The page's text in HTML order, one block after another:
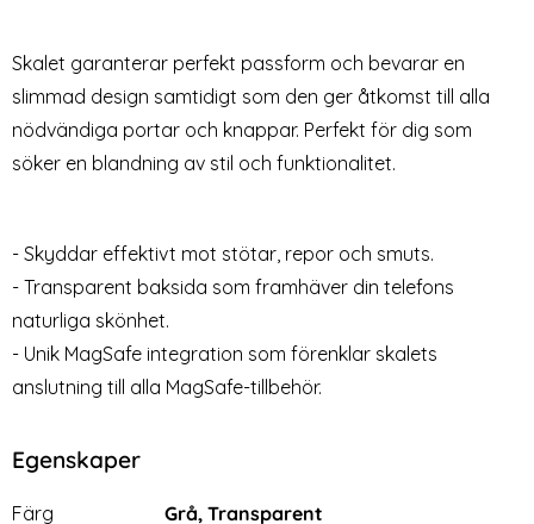
I Härdat Glas
rea pris
49 krtidigare pris
299 kr
Tillgänglighet:
Lagervara
Köp
PACK] iPhone 14 Pro Skärmskydd i Härdat glas
rea pris
89 kr
Tillgänglighet:
HOFI iPhone 14 Pro / 14 Pro Max
Skalet garanterar perfekt passform och bevarar en
slimmad design samtidigt som den ger åtkomst till alla
nödvändiga portar och knappar. Perfekt för dig som
söker en blandning av stil och funktionalitet.
- Skyddar effektivt mot stötar, repor och smuts.
- Transparent baksida som framhäver din telefons
naturliga skönhet.
- Unik MagSafe integration som förenklar skalets
anslutning till alla MagSafe-tillbehör.
Egenskaper
Egenskaper/attribut för denna produkt
Attribut
Färg
Grå, Transparent